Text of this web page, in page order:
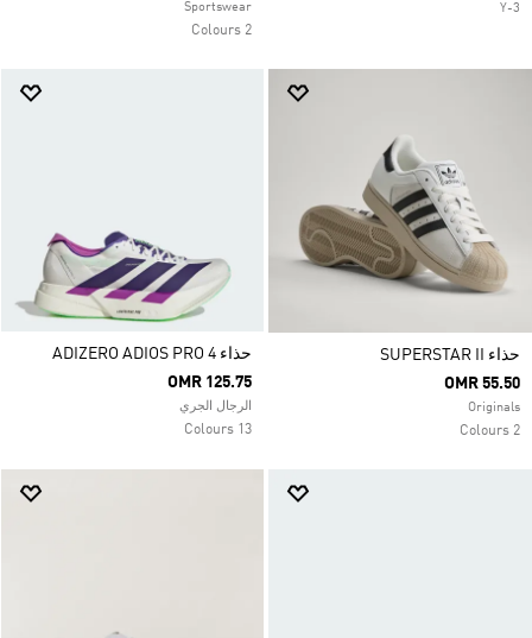
Y-3
Sportswear
2 Colours
حذاء SUPERSTAR II
OMR 55.50
Originals
2 Colours
حذاء ADIZERO ADIOS PRO 4
OMR 125.75
الرجال الجري
13 Colours